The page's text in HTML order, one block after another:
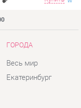
Екатеринбург